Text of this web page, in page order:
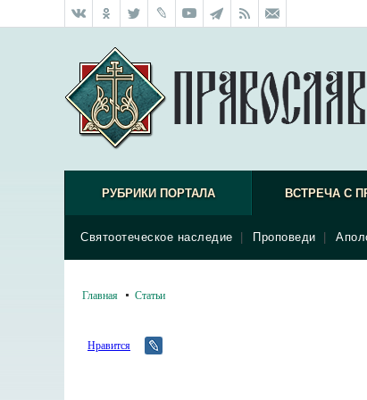
РУБРИКИ ПОРТАЛА ВСТРЕЧА С
Святоотеческое наследие Проповеди
Главная Статьи
Нравится